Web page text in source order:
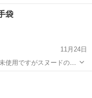
袋
11月24日